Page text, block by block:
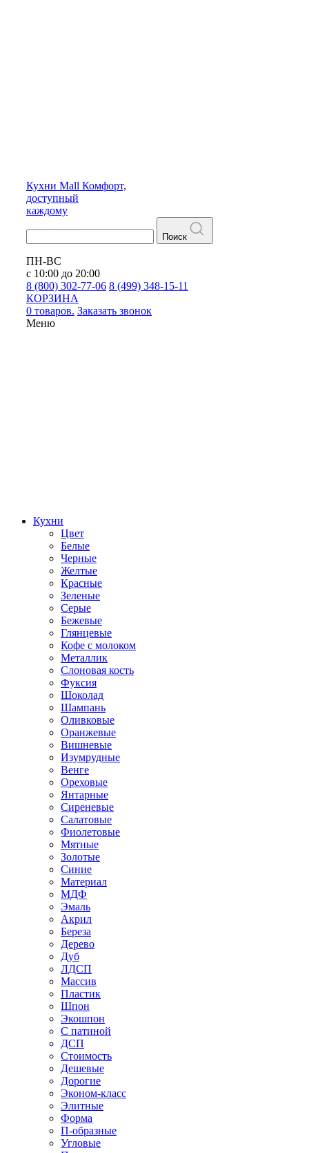
Кухни Mall Комфорт,
доступный
каждому
Поиск
ПН-ВС
с 10:00 до 20:00
8 (800) 302-77-06 8 (499) 348-15-11
КОРЗИНА
0 товаров. Заказать звонок
Меню
Кухни
Цвет
Белые
Черные
Желтые
Красные
Зеленые
Серые
Бежевые
Глянцевые
Кофе с молоком
Металлик
Слоновая кость
Фуксия
Шоколад
Шампань
Оливковые
Оранжевые
Вишневые
Изумрудные
Венге
Ореховые
Янтарные
Сиреневые
Салатовые
Фиолетовые
Мятные
Золотые
Синие
Материал
МДФ
Эмаль
Акрил
Береза
Дерево
Дуб
ЛДСП
Массив
Пластик
Шпон
Экошпон
С патиной
ДСП
Стоимость
Дешевые
Дорогие
Эконом-класс
Элитные
Форма
П-образные
Угловые